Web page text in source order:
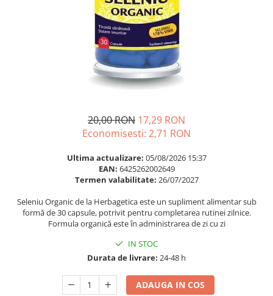
Probiotice si prebiotice
Sistemul respirator
Slabire si control greutate
Supliment Fier
Supliment Magneziu
Supliment Vitamina C
Supliment Vitamina D3
Balsam masca si tratament
Produse cu SPF Pentru Fata
20,00 RON 17,29 RON
Economisesti: 2,71 RON
Ultima actualizare: 05/08/2026 15:37
EAN: 6425262002649
Termen valabilitate: 26/07/2027
Seleniu Organic de la Herbagetica este un supliment alimentar sub
formă de 30 capsule, potrivit pentru completarea rutinei zilnice.
Formula organică este în administrarea de zi cu zi
IN STOC
Durata de livrare: 24-48 h
ADAUGA IN COS